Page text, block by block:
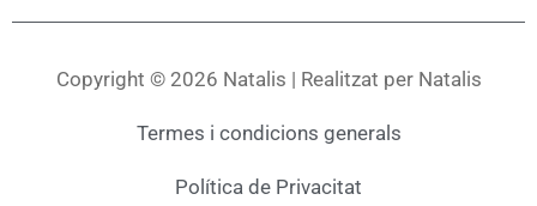
Copyright © 2026 Natalis | Realitzat per Natalis
Termes i condicions generals
Política de Privacitat